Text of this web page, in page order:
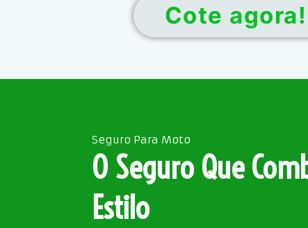
Cote agora!
Seguro Para Moto
O Seguro Que
Estilo